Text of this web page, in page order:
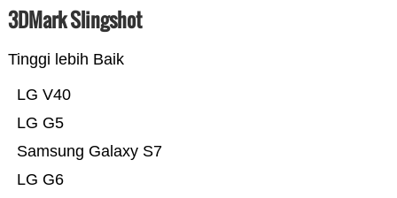
3DMark Slingshot
Tinggi lebih Baik
LG G6
Samsung Galaxy S7
LG G5
LG V40